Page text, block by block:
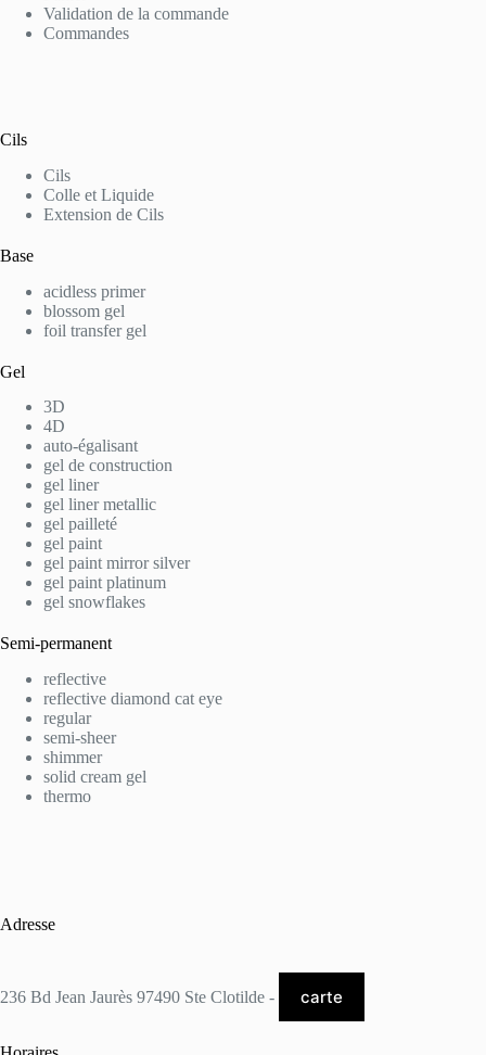
Validation de la commande
Commandes
Cils
Cils
Colle et Liquide
Extension de Cils
Base
acidless primer
blossom gel
foil transfer gel
Gel
3D
4D
auto-égalisant
gel de construction
gel liner
gel liner metallic
gel pailleté
gel paint
gel paint mirror silver
gel paint platinum
gel snowflakes
Semi-permanent
reflective
reflective diamond cat eye
regular
semi-sheer
shimmer
solid cream gel
thermo
Adresse
236 Bd Jean Jaurès 97490 Ste Clotilde - carte